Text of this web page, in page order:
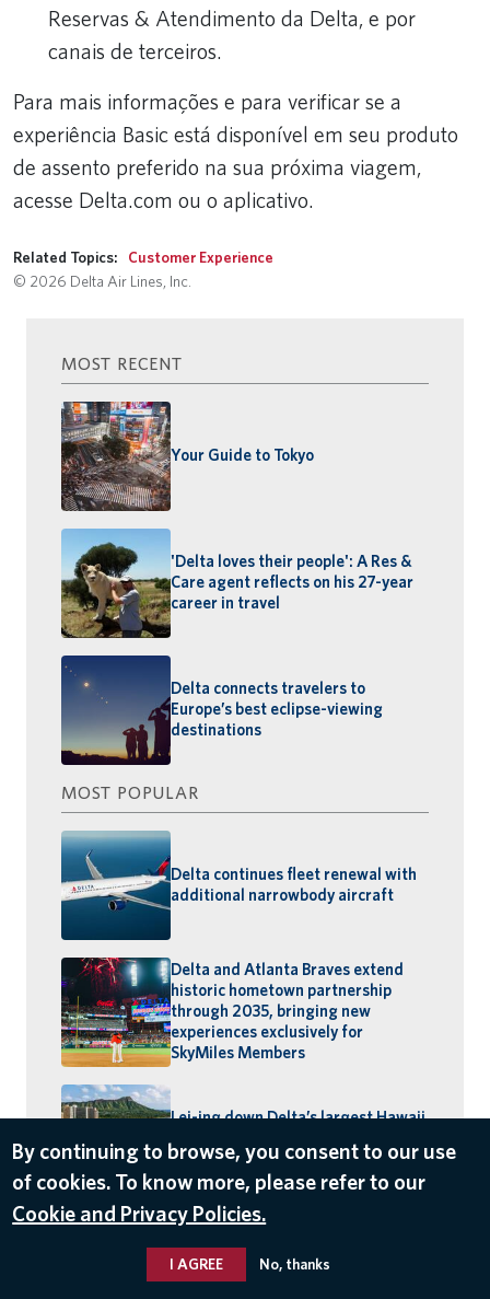
Reservas & Atendimento da Delta, e por
canais de terceiros.
Para mais informações e para verificar se a
experiência Basic está disponível em seu produto
de assento preferido na sua próxima viagem,
acesse Delta.com ou o aplicativo.
Related Topics:
Customer Experience
© 2026 Delta Air Lines, Inc.
MOST RECENT
Your Guide to Tokyo
'Delta loves their people': A Res &
Care agent reflects on his 27-year
career in travel
Delta connects travelers to
Europe’s best eclipse-viewing
destinations
MOST POPULAR
Delta continues fleet renewal with
additional narrowbody aircraft
Delta and Atlanta Braves extend
historic hometown partnership
through 2035, bringing new
experiences exclusively for
SkyMiles Members
Lei-ing down Delta’s largest Hawaii
schedule: MSP–Maui launches,
BOS–Honolulu returns
By continuing to browse, you consent to our use
of cookies. To know more, please refer to our
Cookie and Privacy Policies.
I AGREE No, thanks